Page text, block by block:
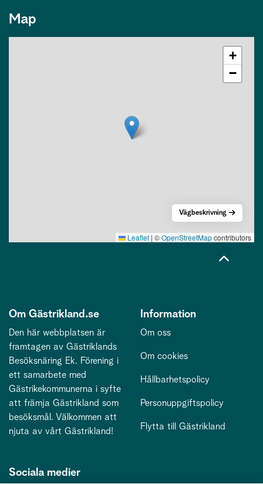
Map
+
−
Leaflet | ©OpenStreetMapcontributors
Vägbeskrivning
Om Gästrikland.se
Den här webbplatsen är
framtagen av Gästriklands
Besöksnäring Ek. Förening i
ett samarbete med
Gästrikekommunerna i syfte
att främja Gästrikland som
besöksmål. Välkommen att
njuta av vårt Gästrikland!
Information
Om oss
Om cookies
Hållbarhetspolicy
Personuppgiftspolicy
Flytta till Gästrikland
Sociala medier